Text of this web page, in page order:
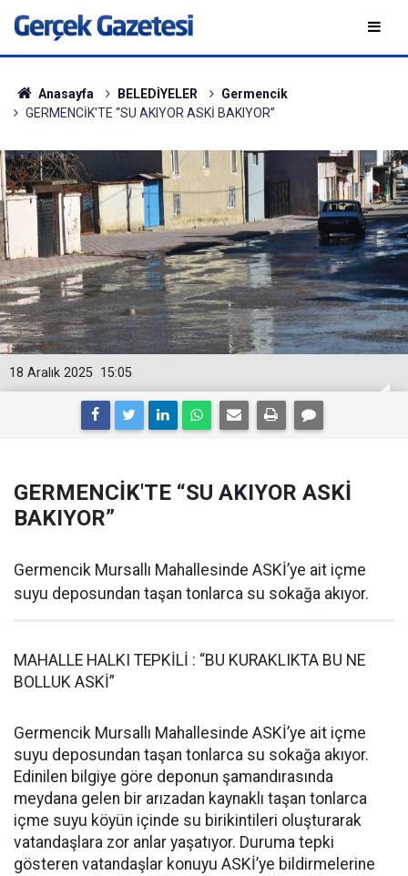
Anasayfa BELEDİYELER
Germencik
GERMENCİK'TE “SU AKIYOR ASKİ BAKIYOR”
15:05
18 Aralık 2025
GERMENCİK'TE “SU AKIYOR ASKİ
BAKIYOR”
Germencik Mursallı Mahallesinde ASKİ’ye ait içme
suyu deposundan taşan tonlarca su sokağa akıyor.
MAHALLE HALKI TEPKİLİ : “BU KURAKLIKTA BU NE
BOLLUK ASKİ”
Germencik Mursallı Mahallesinde ASKİ’ye ait içme
suyu deposundan taşan tonlarca su sokağa akıyor.
Edinilen bilgiye göre deponun şamandırasında
meydana gelen bir arızadan kaynaklı taşan tonlarca
içme suyu köyün içinde su birikintileri oluşturarak
vatandaşlara zor anlar yaşatıyor. Duruma tepki
gösteren vatandaşlar konuyu ASKİ’ye bildirmelerine